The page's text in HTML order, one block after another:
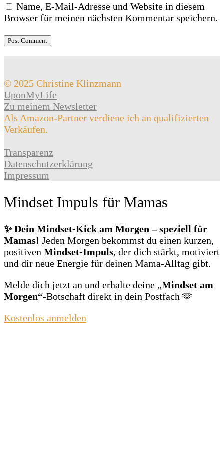
Name, E-Mail-Adresse und Website in diesem
Browser für meinen nächsten Kommentar speichern.
© 2025 Christine Klinzmann
UponMyLife
Zu meinem Newsletter
Als Amazon-Partner verdiene ich an qualifizierten
Verkäufen.
Transparenz
Datenschutzerklärung
Impressum
Mindset Impuls für Mamas
✨ Dein Mindset‑Kick am Morgen – speziell für
Mamas! Jeden Morgen bekommst du einen kurzen,
positiven Mindset‑Impuls, der dich stärkt, motiviert
und dir neue Energie für deinen Mama‑Alltag gibt.
Melde dich jetzt an und erhalte deine „Mindset am
Morgen“‑Botschaft direkt in dein Postfach 🫶
Kostenlos anmelden